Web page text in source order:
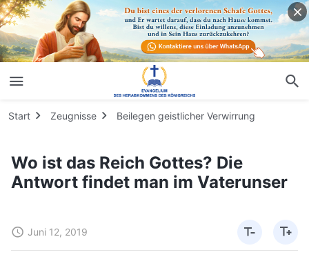
Start Zeugnisse Beilegen geistlicher Verwirrung
Wo ist das Reich Gottes? Die
Antwort findet man im Vaterunser
Juni 12, 2019